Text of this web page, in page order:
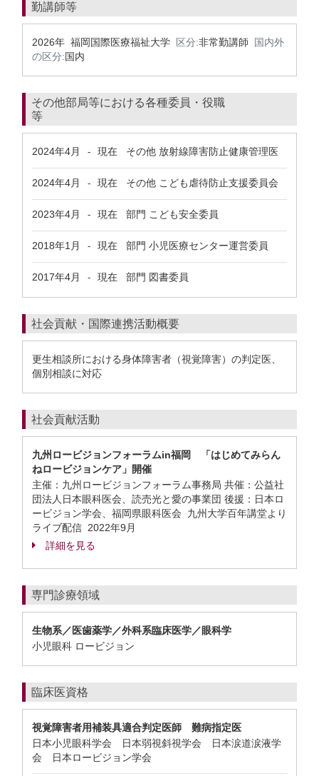
勤講師等
2026年 福岡国際医療福祉大学 区分:非常勤講師
国内外
の区分:国内
その他部局等における各種委員・役職
等
2024年4月 - 現在 その他 放射線障害防止健康管理医
2024年4月 - 現在 その他 こども虐待防止支援委員会
2023年4月 - 現在 部門 こども安全委員
2018年1月 - 現在 部門 小児医療センター運営委員
2017年4月 - 現在 部門 図書委員
社会貢献・国際連携活動概要
更生相談所における身体障害者（視覚障害）の判定医、
個別相談に対応
社会貢献活動
九州ロービジョンフォーラムin福岡 「はじめてみらん
ねロービジョンケア」開催
主催：九州ロービジョンフォーラム事務局 共催：公益社
団法人日本眼科医会、読売光と愛の事業団 後援：日本ロ
ービジョン学会、福岡県眼科医会 九州大学百年講堂より
ライブ配信 2022年9月
詳細を見る
専門診療領域
生物系／医歯薬学／外科系臨床医学／眼科学
小児眼科 ロービジョン
臨床医資格
視覚障害者用補装具適合判定医師 難病指定医
日本小児眼科学会 日本弱視斜視学会 日本涙道涙液学
会 日本ロービジョン学会